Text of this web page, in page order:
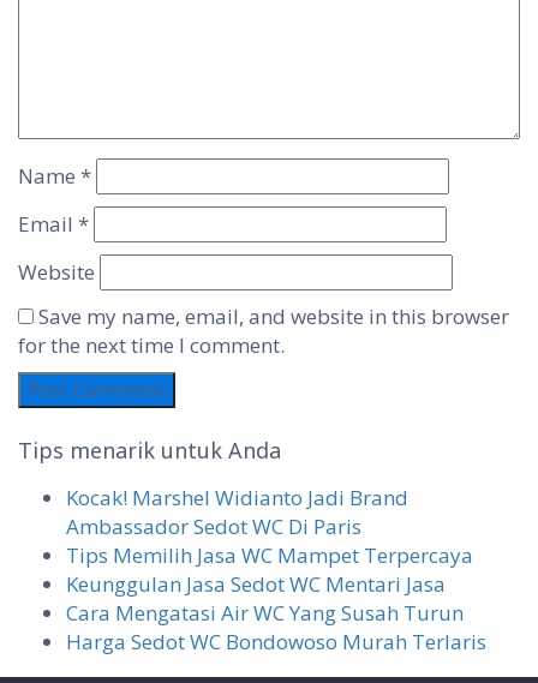
Name *
Email *
Website
Save my name, email, and website in this browser
for the next time I comment.
Tips menarik untuk Anda
Kocak! Marshel Widianto Jadi Brand
Ambassador Sedot WC Di Paris
Tips Memilih Jasa WC Mampet Terpercaya
Keunggulan Jasa Sedot WC Mentari Jasa
Cara Mengatasi Air WC Yang Susah Turun
Harga Sedot WC Bondowoso Murah Terlaris